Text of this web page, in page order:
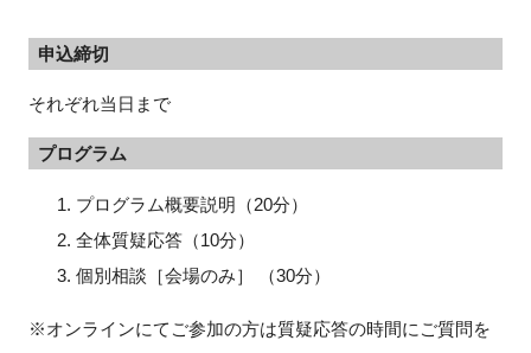
申込締切
それぞれ当日まで
プログラム
プログラム概要説明（20分）
全体質疑応答（10分）
個別相談［会場のみ］ （30分）
※オンラインにてご参加の方は質疑応答の時間にご質問を